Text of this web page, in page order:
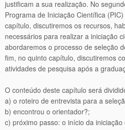
justificam a sua realização. No
Programa de Iniciação Científica
capítulo, discutiremos os recursos,
necessários para realizar a iniciação
abordaremos o processo de seleção
fim, no quinto capítulo, discutiremos
atividades de pesquisa após a
O conteúdo deste capítulo será
a) o roteiro de entrevista para a
b) encontrou o orientador?;
c) próximo passo: o início da iniciação